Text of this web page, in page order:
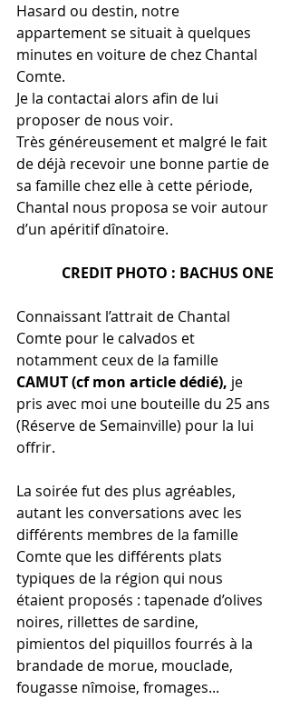
Hasard ou destin, notre
appartement se situait à quelques
minutes en voiture de chez Chantal
Comte.
Je la contactai alors afin de lui
proposer de nous voir.
Très généreusement et malgré le fait
de déjà recevoir une bonne partie de
sa famille chez elle à cette période,
Chantal nous proposa se voir autour
d’un apéritif dînatoire.
CREDIT PHOTO : BACHUS ONE
Connaissant l’attrait de Chantal
Comte pour le calvados et
notamment ceux de la famille
CAMUT (cf mon article dédié), je
pris avec moi une bouteille du 25 ans
(Réserve de Semainville) pour la lui
offrir.
La soirée fut des plus agréables,
autant les conversations avec les
différents membres de la famille
Comte que les différents plats
typiques de la région qui nous
étaient proposés : tapenade d’olives
noires, rillettes de sardine,
pimientos del piquillos fourrés à la
brandade de morue, mouclade,
fougasse nîmoise, fromages...